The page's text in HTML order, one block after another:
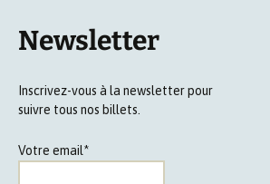
Newsletter
Inscrivez-vous à la newsletter pour
suivre tous nos billets.
Votre email*